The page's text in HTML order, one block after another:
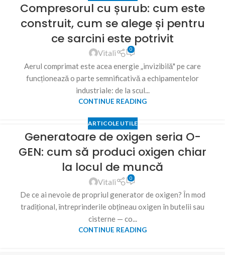
Compresorul cu șurub: cum este
construit, cum se alege și pentru
ce sarcini este potrivit
Vitali 0
Aerul comprimat este acea energie „invizibilă" pe care
funcționează o parte semnificativă a echipamentelor
industriale: de la scul...
CONTINUE READING
ARTICOLE UTILE
Generatoare de oxigen seria O-
GEN: cum să produci oxigen chiar
la locul de muncă
Vitali 0
De ce ai nevoie de propriul generator de oxigen? În mod
tradițional, întreprinderile obțineau oxigen în butelii sau
cisterne — co...
CONTINUE READING